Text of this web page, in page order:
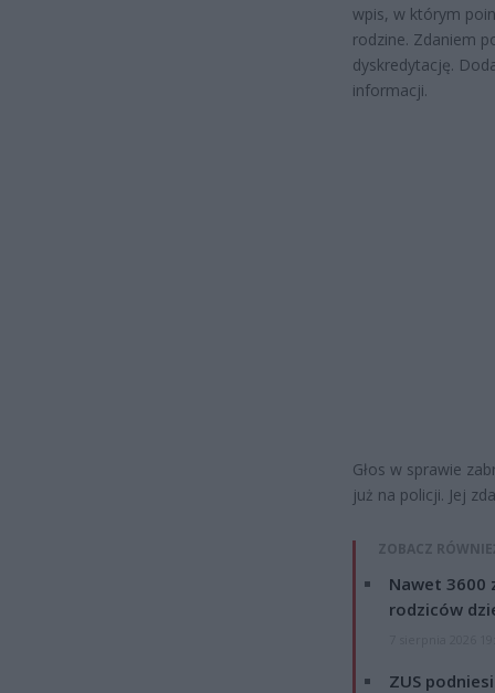
wpis, w którym
rodzine. Zdaniem
dyskredytację.
informacji.
Głos w sprawie
już na policji. Jej
ZOBACZ
Nawet 3600
rodziców
ZUS